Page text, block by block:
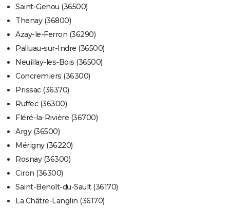
Saint-Genou (36500)
Thenay (36800)
Azay-le-Ferron (36290)
Palluau-sur-Indre (36500)
Neuillay-les-Bois (36500)
Concremiers (36300)
Prissac (36370)
Ruffec (36300)
Fléré-la-Rivière (36700)
Argy (36500)
Mérigny (36220)
Rosnay (36300)
Ciron (36300)
Saint-Benoît-du-Sault (36170)
La Châtre-Langlin (36170)